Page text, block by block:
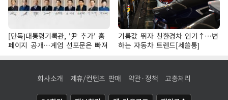
[단독]대통령기록관, '尹 추가' 홈
페이지 공개…계엄 선포문은 빠져
기름값 뛰자 친환경차 인기↑…변
하는 자동차 트렌드[세쓸통]
회사소개 제휴/컨텐츠 판매 약관·정책 고충처리